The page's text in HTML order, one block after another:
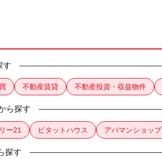
す
不動産賃貸 不動産投資・収益物件
ら探す
ー21 ピタットハウス アパマンショップ
探す